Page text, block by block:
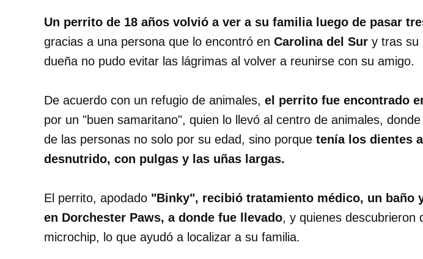
Un perrito de 18 años volvió a ver a su familia luego de pasar
gracias a una persona que lo encontró en Carolina del Sur y tras su
dueña no pudo evitar las lágrimas al volver a reunirse con su amigo.
De acuerdo con un refugio de animales, el perrito fue encontrado
por un "buen samaritano", quien lo llevó al centro de animales,
de las personas no solo por su edad, sino porque tenía los dientes
desnutrido, con pulgas y las uñas largas.
El perrito, apodado "Binky", recibió tratamiento médico, un baño
en Dorchester Paws, a donde fue llevado, y quienes descubrieron
microchip, lo que ayudó a localizar a su familia.